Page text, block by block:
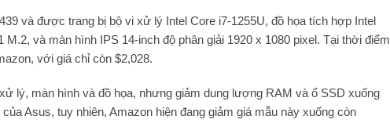
và được trang bị bộ vi xử lý Intel Core i7-1255U, đồ họa tích hợp Intel
và màn hình IPS 14-inch độ phân giải 1920 x 1080 pixel. Tại thời điểm
với giá chỉ còn $2,028.
lý, màn hình và đồ họa, nhưng giảm dung lượng RAM và ổ SSD xuống
Asus, tuy nhiên, Amazon hiện đang giảm giá mẫu này xuống còn